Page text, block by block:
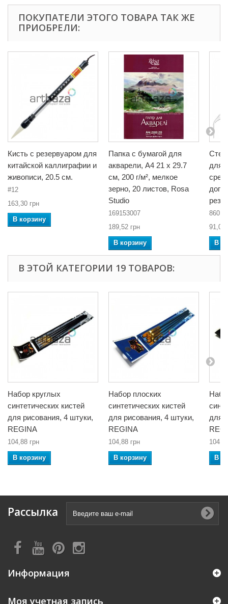
ПОКУПАТЕЛИ ЭТОГО ТОВАРА ТАК ЖЕ
ПРИОБРЕЛИ:
Кисть с резервуаром для
китайской каллиграфии и
живописи, 20.5 см.
#12
163,30 грн
В корзину
Папка с бумагой для
акварели, А4 21 x 29.7
см, 200 г/м², мелкое
зерно, 20 листов, Rosa
Studio
169153007
189,52 грн
В корзину
для
91,08
В
В ЭТОЙ КАТЕГОРИИ 19 ТОВАРОВ:
Набор круглых
синтетических кистей
для рисования, 4 штуки,
REGINA
104,88 грн
В корзину
Набор плоских
синтетических кистей
для рисования, 4 штуки,
REGINA
104,88 грн
В корзину
для
В
Рассылка
Информация
Моя учетная запись